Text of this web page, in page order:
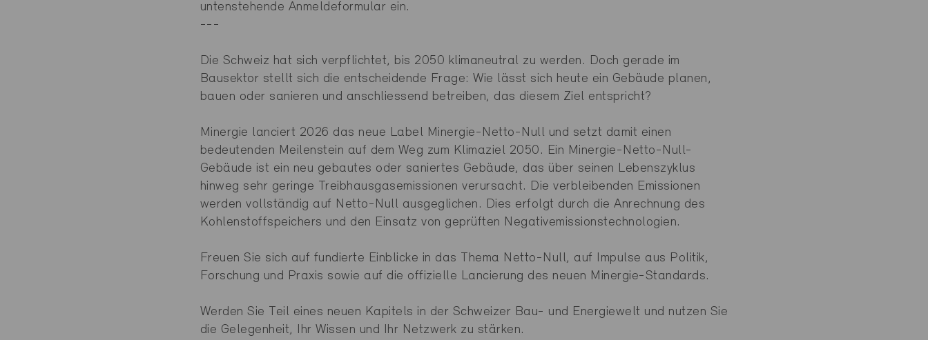
untenstehende Anmeldeformular ein.
---
Die Schweiz hat sich verpflichtet, bis 2050 klimaneutral zu werden. Doch gerade im
Bausektor stellt sich die entscheidende Frage: Wie lässt sich heute ein Gebäude planen,
bauen oder sanieren und anschliessend betreiben, das diesem Ziel entspricht?
Minergie lanciert 2026 das neue Label Minergie-Netto-Null und setzt damit einen
bedeutenden Meilenstein auf dem Weg zum Klimaziel 2050. Ein Minergie-Netto-Null-
Gebäude ist ein neu gebautes oder saniertes Gebäude, das über seinen Lebenszyklus
hinweg sehr geringe Treibhausgasemissionen verursacht. Die verbleibenden Emissionen
werden vollständig auf Netto-Null ausgeglichen. Dies erfolgt durch die Anrechnung des
Kohlenstoffspeichers und den Einsatz von geprüften Negativemissionstechnologien.
Freuen Sie sich auf fundierte Einblicke in das Thema Netto-Null, auf Impulse aus Politik,
Forschung und Praxis sowie auf die offizielle Lancierung des neuen Minergie-Standards.
Werden Sie Teil eines neuen Kapitels in der Schweizer Bau- und Energiewelt und nutzen Sie
die Gelegenheit, Ihr Wissen und Ihr Netzwerk zu stärken.